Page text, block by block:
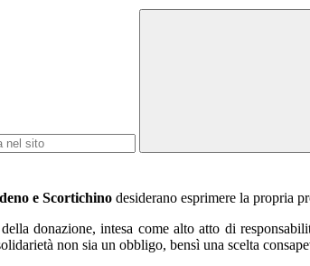
e Scortichino desiderano esprimere la propria
donazione, intesa come alto atto di
non sia un obbligo, bensì una scelta